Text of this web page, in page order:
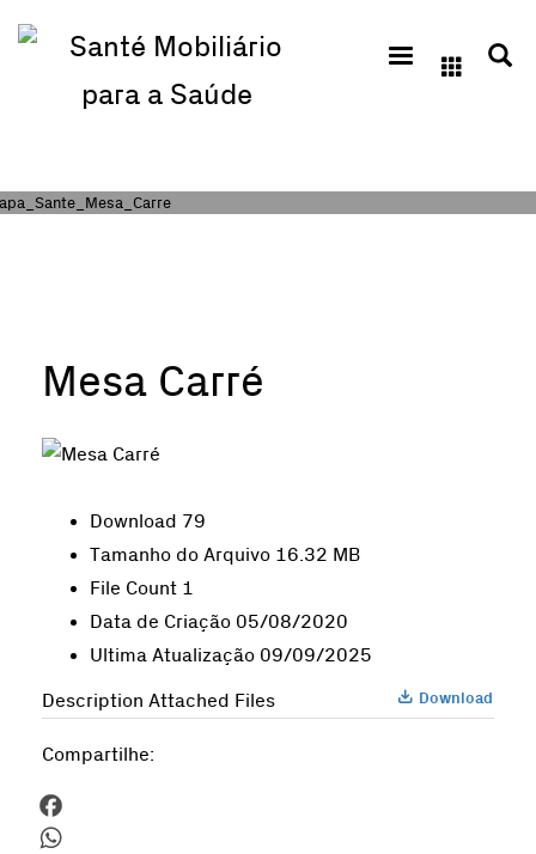
Mesa Carré
Download 79
Tamanho do Arquivo 16.32 MB
File Count 1
Data de Criação 05/08/2020
Ultima Atualização 09/09/2025
Download
Description Attached Files
Compartilhe: